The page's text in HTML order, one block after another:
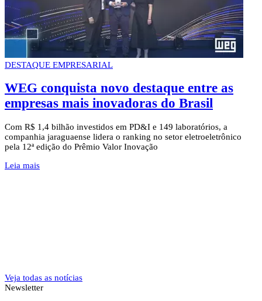
DESTAQUE EMPRESARIAL
WEG conquista novo destaque entre as
empresas mais inovadoras do Brasil
Com R$ 1,4 bilhão investidos em PD&I e 149 laboratórios, a
companhia jaraguaense lidera o ranking no setor eletroeletrônico
pela 12ª edição do Prêmio Valor Inovação
Leia mais
Veja todas as notícias
Newsletter